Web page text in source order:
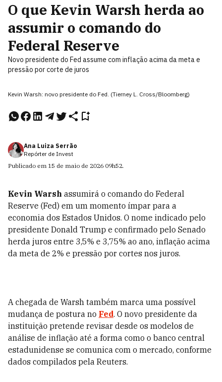
O que Kevin Warsh herda ao
assumir o comando do
Federal Reserve
Novo presidente do Fed assume com inflação acima da meta e
pressão por corte de juros
Kevin Warsh: novo presidente do Fed. (Tierney L. Cross/Bloomberg)
Ana Luiza Serrão
Repórter de Invest
Publicado em 15 de maio de 2026 09h52.
Kevin Warsh assumirá o comando do Federal
Reserve (Fed) em um momento ímpar para a
economia dos Estados Unidos. O nome indicado pelo
presidente Donald Trump e confirmado pelo Senado
herda juros entre 3,5% e 3,75% ao ano, inflação acima
da meta de 2% e pressão por cortes nos juros.
A chegada de Warsh também marca uma possível
mudança de postura no Fed. O novo presidente da
instituição pretende revisar desde os modelos de
análise de inflação até a forma como o banco central
estadunidense se comunica com o mercado, conforme
dados compilados pela Reuters.